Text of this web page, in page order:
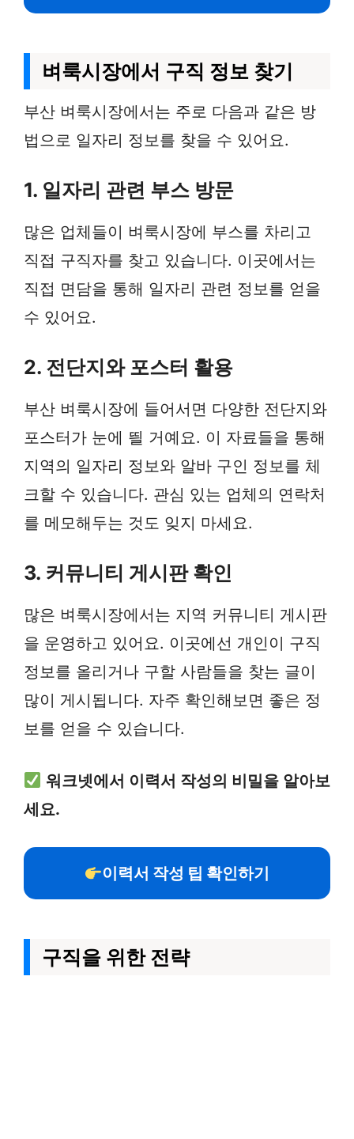
벼룩시장에서 구직 정보 찾기
부산 벼룩시장에서는 주로 다음과 같은 방
법으로 일자리 정보를 찾을 수 있어요.
1. 일자리 관련 부스 방문
많은 업체들이 벼룩시장에 부스를 차리고
직접 구직자를 찾고 있습니다. 이곳에서는
직접 면담을 통해 일자리 관련 정보를 얻을
수 있어요.
2. 전단지와 포스터 활용
부산 벼룩시장에 들어서면 다양한 전단지와
포스터가 눈에 띌 거예요. 이 자료들을 통해
지역의 일자리 정보와 알바 구인 정보를 체
크할 수 있습니다. 관심 있는 업체의 연락처
를 메모해두는 것도 잊지 마세요.
3. 커뮤니티 게시판 확인
많은 벼룩시장에서는 지역 커뮤니티 게시판
을 운영하고 있어요. 이곳에선 개인이 구직
정보를 올리거나 구할 사람들을 찾는 글이
많이 게시됩니다. 자주 확인해보면 좋은 정
보를 얻을 수 있습니다.
워크넷에서 이력서 작성의 비밀을 알아보
세요.
이력서 작성 팁 확인하기
구직을 위한 전략